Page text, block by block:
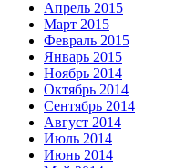
Апрель 2015
Март 2015
Февраль 2015
Январь 2015
Ноябрь 2014
Октябрь 2014
Сентябрь 2014
Август 2014
Июль 2014
Июнь 2014